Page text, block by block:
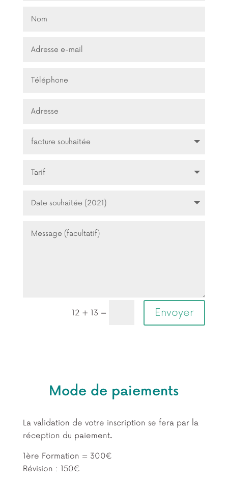
12 + 13 = Envoyer
Mode de paiements
La validation de votre inscription se fera par la
réception du paiement.
1ère Formation = 300€
Révision : 150€